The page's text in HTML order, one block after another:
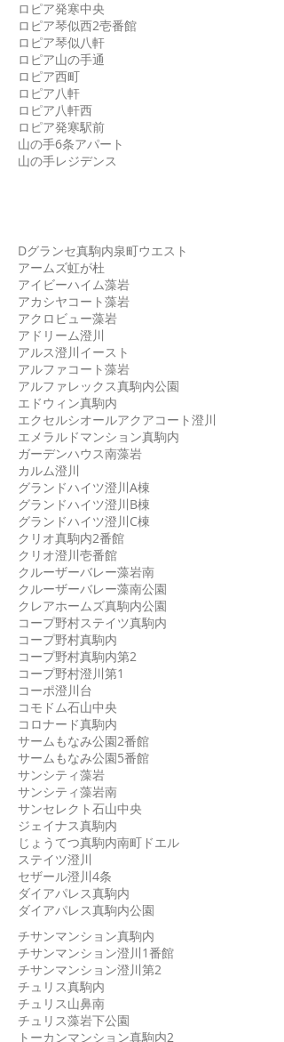
ロピア発寒中央
ロピア琴似西2壱番館
ロピア琴似八軒
ロピア山の手通
ロピア西町
ロピア八軒
ロピア八軒西
ロピア発寒駅前
山の手6条アパート
山の手レジデンス
Dグランセ真駒内泉町ウエスト
アームズ虹が杜
アイビーハイム藻岩
アカシヤコート藻岩
アクロビュー藻岩
アドリーム澄川
アルス澄川イースト
アルファコート藻岩
アルファレックス真駒内公園
エドウィン真駒内
エクセルシオールアクアコート澄川
エメラルドマンション真駒内
ガーデンハウス南藻岩
カルム澄川
グランドハイツ澄川A棟
グランドハイツ澄川B棟
グランドハイツ澄川C棟
クリオ真駒内2番館
クリオ澄川壱番館
クルーザーバレー藻岩南
クルーザーバレー藻南公園
クレアホームズ真駒内公園
コープ野村ステイツ真駒内
コープ野村真駒内
コープ野村真駒内第2
コープ野村澄川第1
コーポ澄川台
コモドム石山中央
コロナード真駒内
サームもなみ公園2番館
サームもなみ公園5番館
サンシティ藻岩
サンシティ藻岩南
サンセレクト石山中央
ジェイナス真駒内
じょうてつ真駒内南町ドエル
ステイツ澄川
セザール澄川4条
ダイアパレス真駒内
ダイアパレス真駒内公園
チサンマンション真駒内
チサンマンション澄川1番館
チサンマンション澄川第2
チュリス真駒内
チュリス山鼻南
チュリス藻岩下公園
トーカンマンション真駒内2